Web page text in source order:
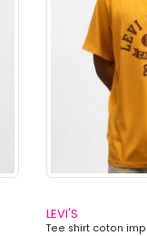
LEVI'S
Tee shirt coton